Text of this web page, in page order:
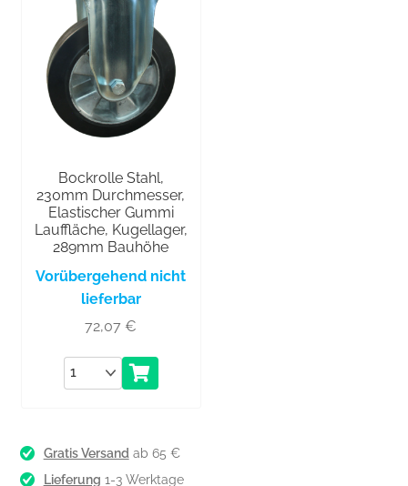
Bockrolle Stahl,
230mm Durchmesser,
Elastischer Gummi
Lauffläche, Kugellager,
289mm Bauhöhe
Vorübergehend nicht
lieferbar
72,07€
Anzahl
Gratis Versandab 65 €
Lieferung 1-3 Werktage